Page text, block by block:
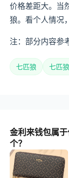
价格差距大。当
狼。看个人情况
注：部分内容参
七匹狼 七匹
金利来钱包属
个？